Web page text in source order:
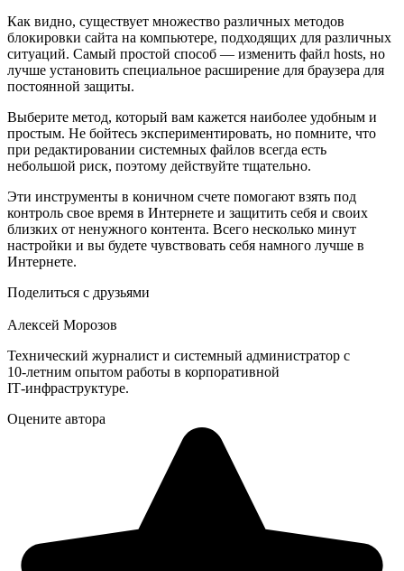
Как видно, существует множество различных методов
блокировки сайта на компьютере, подходящих для различных
ситуаций. Самый простой способ — изменить файл hosts, но
лучше установить специальное расширение для браузера для
постоянной защиты.
Выберите метод, который вам кажется наиболее удобным и
простым. Не бойтесь экспериментировать, но помните, что
при редактировании системных файлов всегда есть
небольшой риск, поэтому действуйте тщательно.
Эти инструменты в коничном счете помогают взять под
контроль свое время в Интернете и защитить себя и своих
близких от ненужного контента. Всего несколько минут
настройки и вы будете чувствовать себя намного лучше в
Интернете.
Поделиться с друзьями
Алексей Морозов
Технический журналист и системный администратор с
10‑летним опытом работы в корпоративной
IT‑инфраструктуре.
Оцените автора